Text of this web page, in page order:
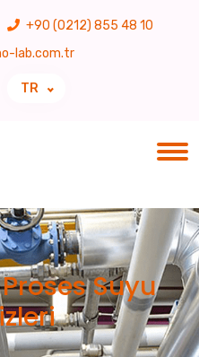
+90 (0212) 855 48 10
lab.com.tr
TR
Suyu